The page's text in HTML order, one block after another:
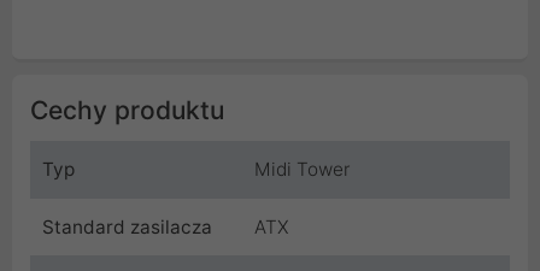
Cechy produktu
Typ Midi Tower
Standard zasilacza ATX